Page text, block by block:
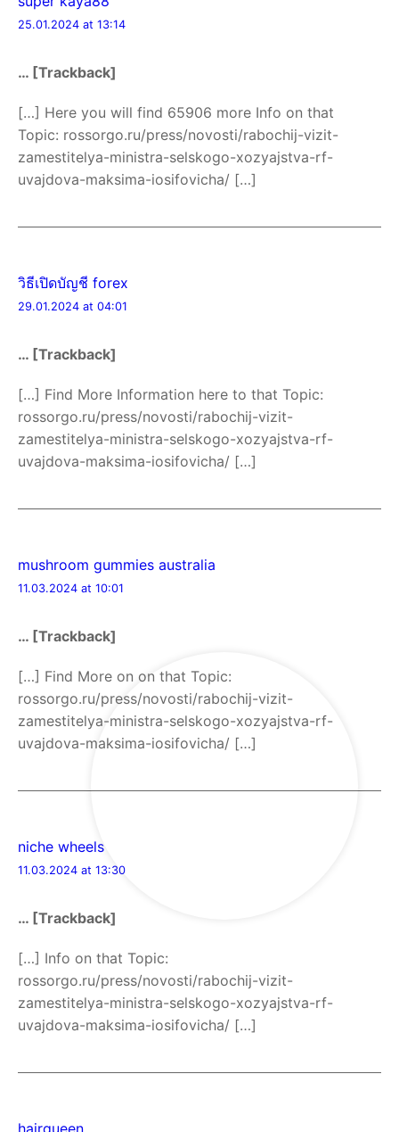
25.01.2024 at 13:14
… [Trackback]
[…] Here you will find 65906 more Info on that
Topic: rossorgo.ru/press/novosti/rabochij-vizit-
zamestitelya-ministra-selskogo-xozyajstva-rf-
uvajdova-maksima-iosifovicha/ […]
วิธีเปิดบัญชี forex
29.01.2024 at 04:01
… [Trackback]
[…] Find More Information here to that Topic:
rossorgo.ru/press/novosti/rabochij-vizit-
zamestitelya-ministra-selskogo-xozyajstva-rf-
uvajdova-maksima-iosifovicha/ […]
mushroom gummies australia
11.03.2024 at 10:01
… [Trackback]
[…] Find More on on that Topic:
rossorgo.ru/press/novosti/rabochij-vizit-
zamestitelya-ministra-selskogo-xozyajstva-rf-
uvajdova-maksima-iosifovicha/ […]
niche wheels
11.03.2024 at 13:30
… [Trackback]
[…] Info on that Topic:
rossorgo.ru/press/novosti/rabochij-vizit-
zamestitelya-ministra-selskogo-xozyajstva-rf-
uvajdova-maksima-iosifovicha/ […]
hairqueen